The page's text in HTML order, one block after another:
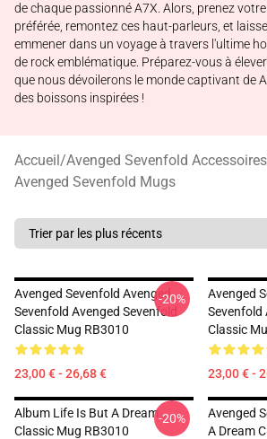
de chaque passionné A7X. Alors, prenez
préférée, remontez ces haut-parleurs, et
emmener dans un voyage à travers l'ultime
de rock emblématique. Préparez-vous à
que nous dévoilerons le monde captivant de
des boissons inspirées !
Accueil/Avenged Sevenfold Accessoires
Avenged Sevenfold Mugs
Avenged Sevenfold Avenged
Sevenfold Avenged Sevenfold
Classic Mug RB3010
23,00 € - 26,68 €
-20%
Avenged
Sevenfold
Classic
23,00 € -
Album Life Is But A Dream ...
Classic Mug RB3010
-20%
Avenged
A Dream